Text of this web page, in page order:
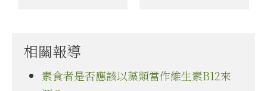
相關報導
素食者是否應該以藻類當作維生素B12來